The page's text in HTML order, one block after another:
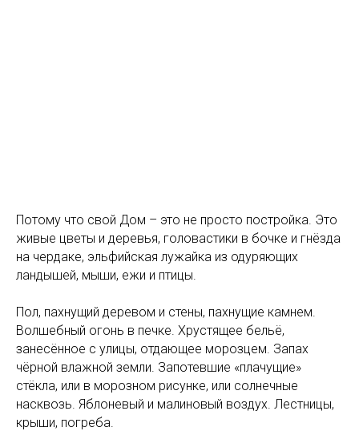
Потому что свой Дом – это не просто постройка. Это
живые цветы и деревья, головастики в бочке и гнёзда
на чердаке, эльфийская лужайка из одуряющих
ландышей, мыши, ежи и птицы.
Пол, пахнущий деревом и стены, пахнущие камнем.
Волшебный огонь в печке. Хрустящее бельё,
занесённое с улицы, отдающее морозцем. Запах
чёрной влажной земли. Запотевшие «плачущие»
стёкла, или в морозном рисунке, или солнечные
насквозь. Яблоневый и малиновый воздух. Лестницы,
крыши, погреба.